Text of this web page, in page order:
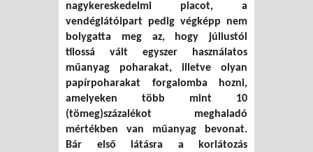
bennük műanyag
nagykereskedelmi piacot, a
vendéglátóipart pedig végképp nem
bolygatta meg az, hogy júliustól
tilossá vált egyszer használatos
műanyag poharakat, illetve olyan
papírpoharakat forgalomba hozni,
amelyeken több mint 10
(tömeg)százalékot meghaladó
mértékben van műanyag bevonat.
Bár első látásra a korlátozás